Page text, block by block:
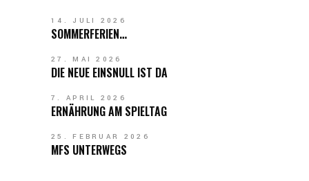
14. JULI 2026
SOMMERFERIEN…
27. MAI 2026
DIE NEUE EINSNULL IST DA
7. APRIL 2026
ERNÄHRUNG AM SPIELTAG
25. FEBRUAR 2026
MFS UNTERWEGS